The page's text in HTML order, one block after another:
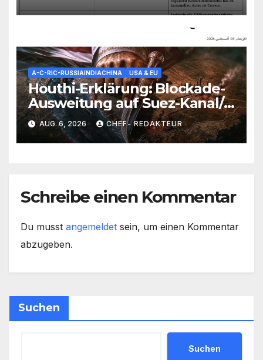
A-C-RIC-RUSSIAINDIACHINA USA & EU
Houthi-Erklärung: Blockade-
Ausweitung auf Suez-Kanal/
Saudis unter Beschuss/
Kampf um die Rote-Meer-
Kontrolle voll entbrannt
AUG. 6, 2026 CHEF- REDAKTEUR
Schreibe einen Kommentar
Du musst angemeldet sein, um einen Kommentar
abzugeben.
Suchen
Suchen